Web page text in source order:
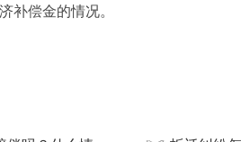
补偿金的情况。